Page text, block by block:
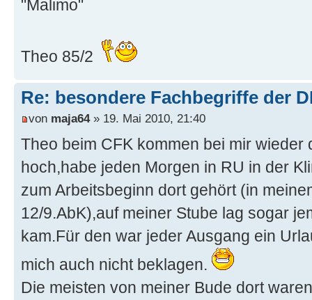
"Malimo"
Theo 85/2
Re: besondere Fachbegriffe der
von maja64» 19. Mai 2010, 21:40
Theo beim CFK kommen bei mir wieder
hoch,habe jeden Morgen in RU in der
zum Arbeitsbeginn dort gehört (in
12/9.AbK),auf meiner Stube lag sogar
kam.Für den war jeder Ausgang ein
mich auch nicht beklagen.
Die meisten von meiner Bude dort